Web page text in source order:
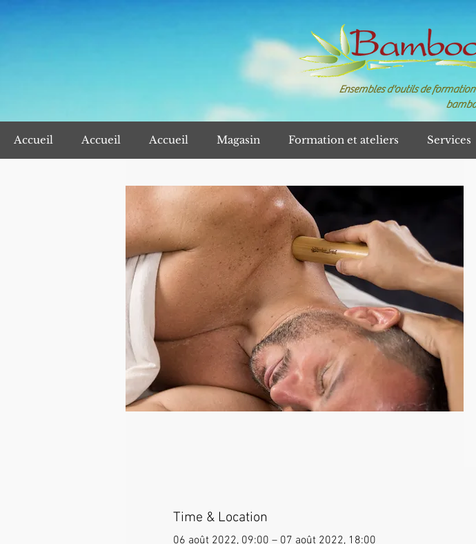
Ensembles d'outils de
Accueil Accueil Accueil Magasin Formation et ateliers Services
Time & Location
06 août 2022, 09:00 – 07 août 2022, 18:00